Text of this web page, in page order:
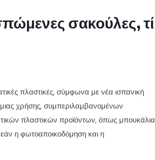
σακούλες, τί
πλαστικές, σύμφωνα με νέα ισπανική
χρήσης, συμπεριλαμβανομένων
πλαστικών προϊόντων, όπως μπουκάλια
η φωτοαποικοδόμηση και η